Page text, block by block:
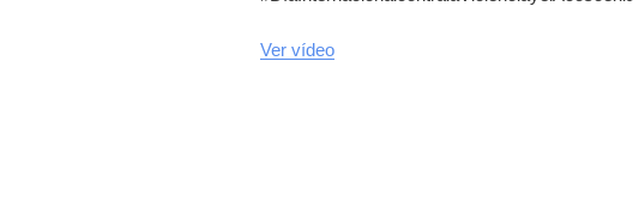
Ver vídeo